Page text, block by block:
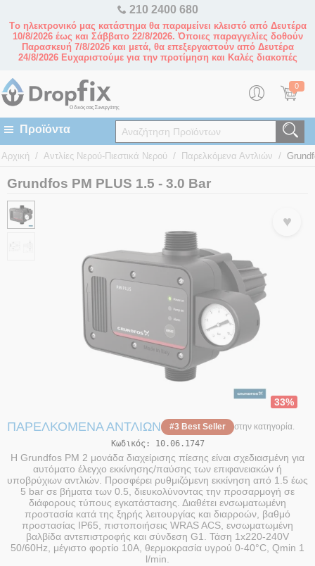
210 2400 680
Tο ηλεκτρονικό μας κατάστημα θα παραμείνει κλειστό από Δευτέρα
10/8/2026 έως και Σάββατο 22/8/2026. Όποιες παραγγελίες δοθούν
Παρασκευή 7/8/2026 και μετά, θα επεξεργαστούν από Δευτέρα
24/8/2026 Ευχαριστούμε για την προτίμηση και Καλές διακοπές
0
Αρχική / Αντλίες Νερού-Πιεστικά Νερού / Παρελκόμενα Αντλιών /
Grundfos PM PLUS 1.5 - 3.0 Bar
♥
33%
ΠΑΡΕΛΚΌΜΕΝΑ ΑΝΤΛΙΏΝ #3 Best Seller
στην κατηγορία.
Κωδικός:
10.06.1747
Η Grundfos PM 2 μονάδα διαχείρισης πίεσης είναι σχεδιασμένη για
αυτόματο έλεγχο εκκίνησης/παύσης των επιφανειακών ή
υποβρύχιων αντλιών. Προσφέρει ρυθμιζόμενη εκκίνηση από 1.5 έως
5 bar σε βήματα των 0.5, διευκολύνοντας την προσαρμογή σε
διάφορους τύπους εγκατάστασης. Διαθέτει ενσωματωμένη
προστασία κατά της ξηρής λειτουργίας και διαρροών, βαθμό
προστασίας IP65, πιστοποιήσεις WRAS ACS, ενσωματωμένη
βαλβίδα αντεπιστροφής και σύνδεση G1. Τάση 1x220-240V
50/60Hz, μέγιστο φορτίο 10A, θερμοκρασία υγρού 0-40°C, Qmin 1
l/min.